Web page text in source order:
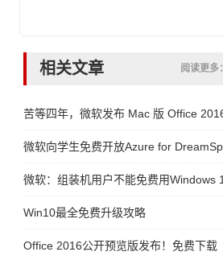
相关文章 阅读更多：
苦等四年，微软发布 Mac 版 Office
微软向学生免费开放Azure for
微软：组装机用户不能免费用Windows
Win10最全免费升级攻略
Office 2016公开预览版发布！免费下载